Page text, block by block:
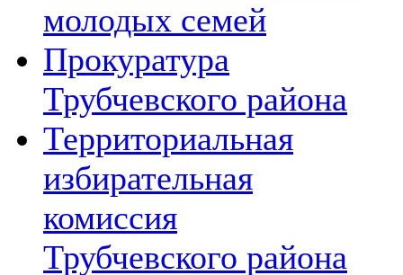
молодых семей
Прокуратура
Трубчевского района
Территориальная
избирательная
комиссия
Трубчевского района